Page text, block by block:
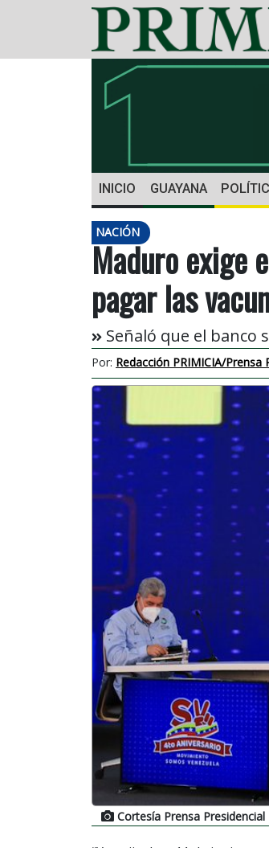
INICIO GUAYANA
NACIÓN
Maduro exige
pagar las
Señaló que el banco
Por: Redacción PRIMICIA/Prensa
Cortesía Prensa Presidencial